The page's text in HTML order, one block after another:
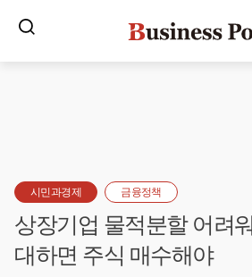
시민과경제 금융정책
상장기업 물적분할 어려
대하면 주식 매수해야